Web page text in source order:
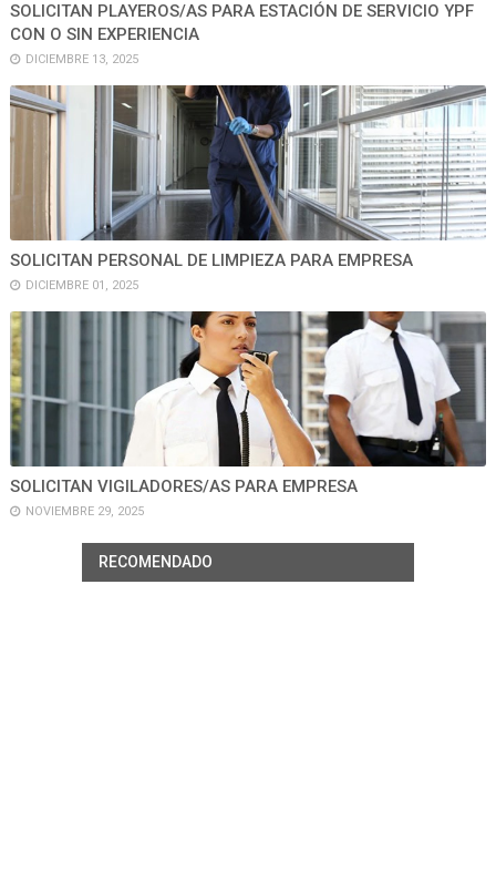
SOLICITAN PLAYEROS/AS PARA ESTACIÓN DE SERVICIO YPF
CON O SIN EXPERIENCIA
DICIEMBRE 13, 2025
SOLICITAN PERSONAL DE LIMPIEZA PARA EMPRESA
DICIEMBRE 01, 2025
SOLICITAN VIGILADORES/AS PARA EMPRESA
NOVIEMBRE 29, 2025
RECOMENDADO